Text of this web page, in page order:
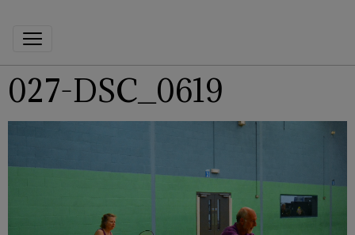
027-DSC_0619